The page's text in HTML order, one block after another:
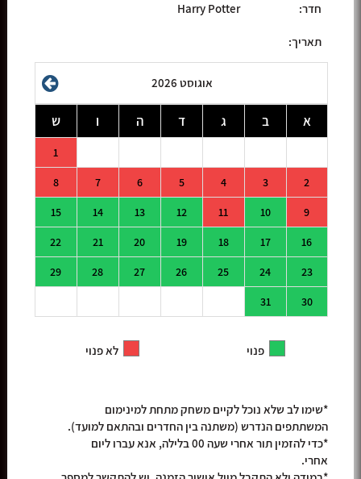
חדר:
Harry Potter
תאריך:
אוגוסט 2026
א ב ג ד ה ו ש
1
2
3
4
5
6
7
8
9
10
11
12
13
14
15
16
17
18
19
20
21
22
23
24
25
26
27
28
29
30
31
פנוי לא פנוי
*שימו לב שלא נוכל לקיים משחק מתחת למינימום
המשתתפים הנדרש (משתנה בין החדרים ובהתאם למועד).
*כדי להזמין תור אחרי שעה 00 בלילה, אנא עברו ליום
אחרי.